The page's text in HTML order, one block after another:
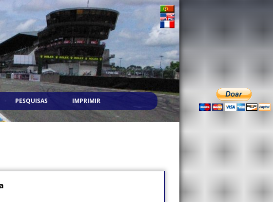
PESQUISAS IMPRIMIR